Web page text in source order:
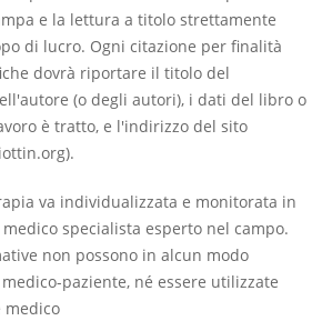
e la lettura a titolo strettamente
di lucro. Ogni citazione per finalità
dovrà riportare il titolo del
(o degli autori), i dati del libro o
è tratto, e l'indirizzo del sito
va individualizzata e monitorata in
specialista esperto nel campo.
non possono in alcun modo
paziente, né essere utilizzate
medico